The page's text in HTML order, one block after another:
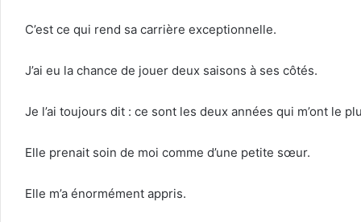
C’est ce qui rend sa carrière exceptionnelle.
J’ai eu la chance de jouer deux saisons à ses côtés.
Je l’ai toujours dit : ce sont les deux années qui m’ont le
Elle prenait soin de moi comme d’une petite sœur.
Elle m’a énormément appris.